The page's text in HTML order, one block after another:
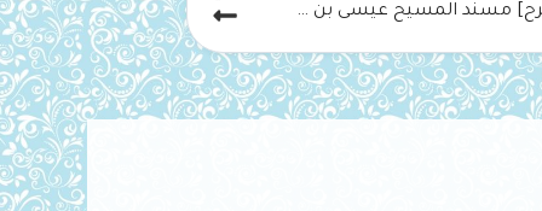
[شرح] مسند المسيح عيسى بن مريم